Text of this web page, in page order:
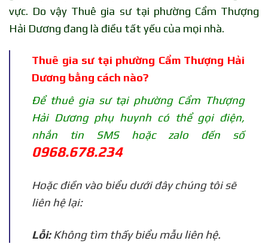
vực. Do vậy Thuê gia sư tại phường Cẩm Thượng
Hải Dương đang là điều tất yếu của mọi nhà.
Thuê gia sư tại phường Cẩm Thượng Hải
Dương bằng cách nào?
Để thuê gia sư tại phường Cẩm Thượng
Hải Dương phụ huynh có thể gọi điện,
nhắn tin SMS hoặc zalo đến số
0968.678.234
Hoặc điền vào biểu dưới đây chúng tôi sẽ
liên hệ lại:
Lỗi:Không tìm thấy biểu mẫu liên hệ.